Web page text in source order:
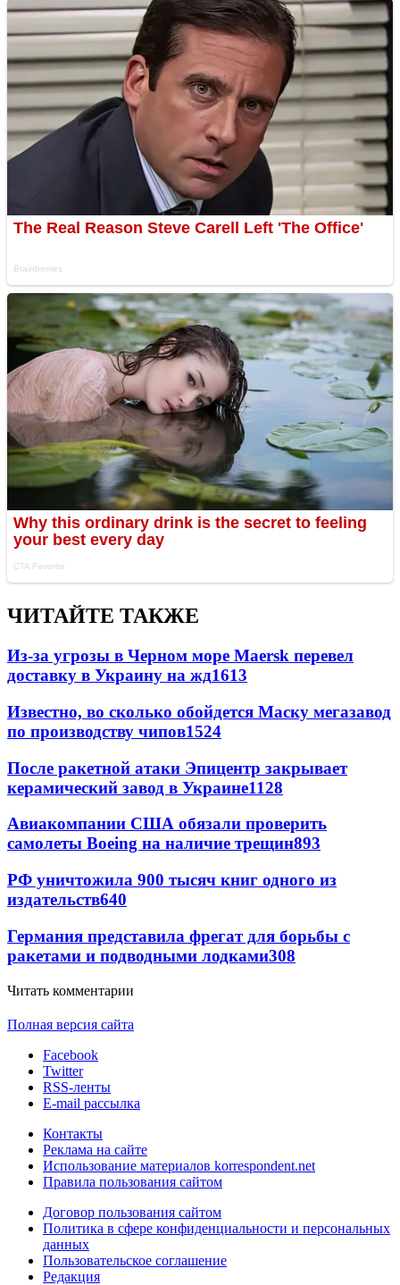
ЧИТАЙТЕ ТАКЖЕ
Из-за угрозы в Черном море Maersk перевел
доставку в Украину на жд1613
Известно, во сколько обойдется Маску мегазавод
по производству чипов1524
После ракетной атаки Эпицентр закрывает
керамический завод в Украине1128
Авиакомпании США обязали проверить
самолеты Boeing на наличие трещин893
РФ уничтожила 900 тысяч книг одного из
издательств640
Германия представила фрегат для борьбы с
ракетами и подводными лодками308
Читать комментарии
Полная версия сайта
Facebook
Twitter
RSS-ленты
E-mail рассылка
Контакты
Реклама на сайте
Использование материалов korrespondent.net
Правила пользования сайтом
Договор пользования сайтом
Политика в сфере конфиденциальности и персональных
данных
Пользовательское соглашение
Редакция